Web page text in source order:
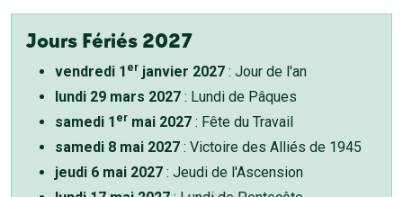
Jours Fériés 2027
vendredi 1 er janvier 2027 : Jour de l'an
lundi 29 mars 2027 : Lundi de Pâques
samedi 1 er mai 2027 : Fête du Travail
samedi 8 mai 2027 : Victoire des Alliés de 1945
jeudi 6 mai 2027 : Jeudi de l'Ascension